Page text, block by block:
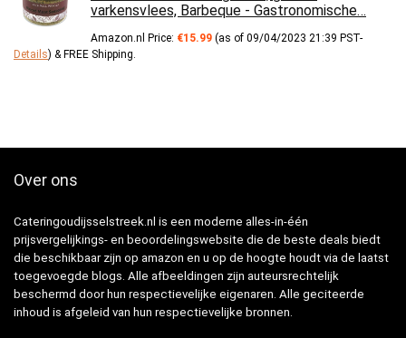
varkensvlees, Barbeque - Gastronomische…
Amazon.nl Price: €15.99 (as of 09/04/2023 21:39 PST-
Details) & FREE Shipping.
Over ons
Cateringoudijsselstreek.nl is een moderne alles-in-één
prijsvergelijkings- en beoordelingswebsite die de beste deals biedt
die beschikbaar zijn op amazon en u op de hoogte houdt via de laatst
toegevoegde blogs. Alle afbeeldingen zijn auteursrechtelijk
beschermd door hun respectievelijke eigenaren. Alle geciteerde
inhoud is afgeleid van hun respectievelijke bronnen.